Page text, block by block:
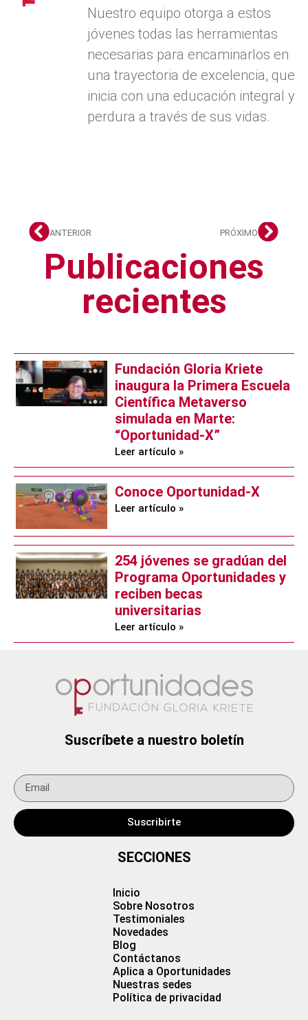
Nuestro equipo otorga a estos
jóvenes todas las herramientas
necesarias para encaminarlos en
una trayectoria de excelencia, que
inicia con una educación integral y
perdura a través de sus vidas.
ANTERIOR PRÓXIMO
Publicaciones
recientes
Fundación Gloria Kriete
inaugura la Primera Escuela
Científica Metaverso
simulada en Marte:
“Oportunidad-X”
Leer artículo »
Conoce Oportunidad-X
Leer artículo »
254 jóvenes se gradúan del
Programa Oportunidades y
reciben becas
universitarias
Leer artículo »
Suscríbete a nuestro boletín
Suscribirte
SECCIONES
Inicio
Sobre Nosotros
Testimoniales
Novedades
Blog
Contáctanos
Aplica a Oportunidades
Nuestras sedes
Política de privacidad